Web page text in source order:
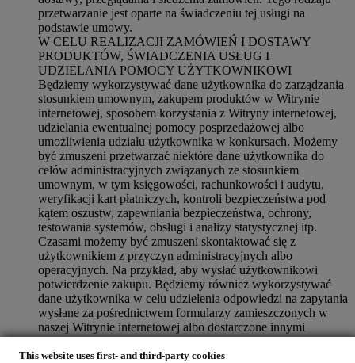
This website uses first- and third-party cookies
przetwarzanie jest oparte na świadczeniu tej usługi na
podstawie umowy.
W CELU REALIZACJI ZAMÓWIEŃ I DOSTAWY
PRODUKTÓW, ŚWIADCZENIA USŁUG I
UDZIELANIA POMOCY UŻYTKOWNIKOWI
Będziemy wykorzystywać dane użytkownika do zarządzania
stosunkiem umownym, zakupem produktów w Witrynie
internetowej, sposobem korzystania z Witryny internetowej,
udzielania ewentualnej pomocy posprzedażowej albo
umożliwienia udziału użytkownika w konkursach. Możemy
być zmuszeni przetwarzać niektóre dane użytkownika do
celów administracyjnych związanych ze stosunkiem
umownym, w tym księgowości, rachunkowości i audytu,
weryfikacji kart płatniczych, kontroli bezpieczeństwa pod
kątem oszustw, zapewniania bezpieczeństwa, ochrony,
testowania systemów, obsługi i analizy statystycznej itp.
Czasami możemy być zmuszeni skontaktować się z
użytkownikiem z przyczyn administracyjnych albo
operacyjnych. Na przykład, aby wysłać użytkownikowi
potwierdzenie zakupu. Będziemy również wykorzystywać
dane użytkownika w celu udzielenia odpowiedzi na zapytania
wysłane za pośrednictwem formularzy zamieszczonych w
naszej Witrynie internetowej albo dostarczone innymi
kanałami. Tego rodzaju przetwarzanie jest oparte na
świadczeniu usługi e-commerce na podstawie umowy.